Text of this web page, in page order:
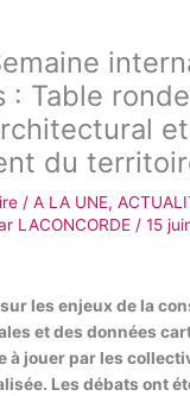
: Table
et
du
/ A LA UNE,
LACONCORDE / 15
les enjeux de la
et des données
à jouer par les
Les débats ont